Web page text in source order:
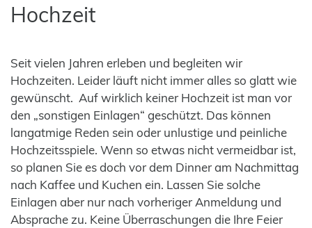
Hochzeit
Seit vielen Jahren erleben und begleiten wir
Hochzeiten. Leider läuft nicht immer alles so glatt wie
gewünscht. Auf wirklich keiner Hochzeit ist man vor
den „sonstigen Einlagen“ geschützt. Das können
langatmige Reden sein oder unlustige und peinliche
Hochzeitsspiele. Wenn so etwas nicht vermeidbar ist,
so planen Sie es doch vor dem Dinner am Nachmittag
nach Kaffee und Kuchen ein. Lassen Sie solche
Einlagen aber nur nach vorheriger Anmeldung und
Absprache zu. Keine Überraschungen die Ihre Feier